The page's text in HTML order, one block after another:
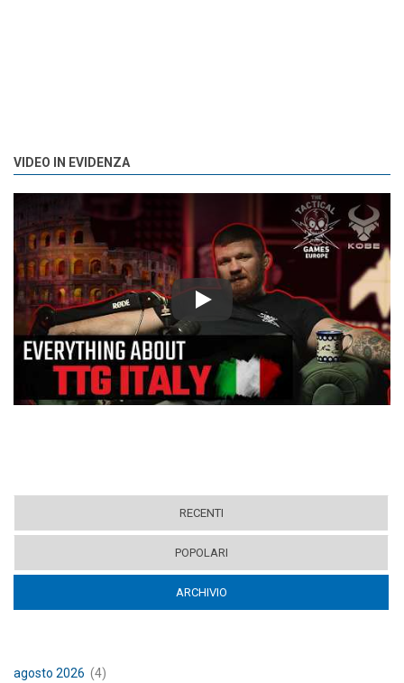
VIDEO IN EVIDENZA
Play
RECENTI
POPOLARI
ARCHIVIO
agosto 2026 (4)